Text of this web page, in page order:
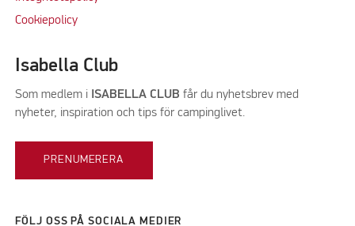
Cookiepolicy
Isabella Club
Som medlem i ISABELLA CLUB får du nyhetsbrev med
nyheter, inspiration och tips för campinglivet.
PRENUMERERA
FÖLJ OSS PÅ SOCIALA MEDIER